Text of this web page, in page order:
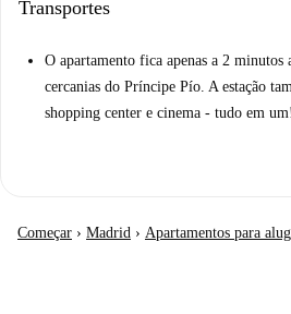
Transportes
O apartamento fica apenas a 2 minutos
cercanias do Príncipe Pío. A estação
shopping center e cinema - tudo em um!
Começar › Madrid › Apartamentos para